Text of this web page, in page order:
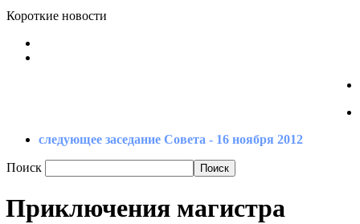
Короткие новости
следующее заседание Совета - 16 ноября 2012
Поиск
Приключения магистра